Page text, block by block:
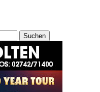
Suchen